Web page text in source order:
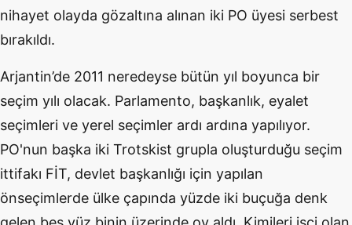
nihayet olayda gözaltına alınan iki PO üyesi serbest
bırakıldı.
Arjantin’de 2011 neredeyse bütün yıl boyunca bir
seçim yılı olacak. Parlamento, başkanlık, eyalet
seçimleri ve yerel seçimler ardı ardına yapılıyor.
PO'nun başka iki Trotskist grupla oluşturduğu seçim
ittifakı FİT, devlet başkanlığı için yapılan
önseçimlerde ülke çapında yüzde iki buçuğa denk